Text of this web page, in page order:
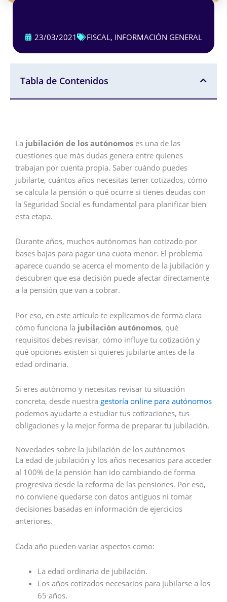
23/03/2021 FISCAL, INFORMACIÓN GENERAL
Tabla de Contenidos
La jubilación de los autónomos es una de las
cuestiones que más dudas genera entre quienes
trabajan por cuenta propia. Saber cuándo puedes
jubilarte, cuántos años necesitas tener cotizados, cómo
se calcula la pensión o qué ocurre si tienes deudas con
la Seguridad Social es fundamental para planificar bien
esta etapa.
Durante años, muchos autónomos han cotizado por
bases bajas para pagar una cuota menor. El problema
aparece cuando se acerca el momento de la jubilación y
descubren que esa decisión puede afectar directamente
a la pensión que van a cobrar.
Por eso, en este artículo te explicamos de forma clara
cómo funciona la jubilación autónomos, qué
requisitos debes revisar, cómo influye tu cotización y
qué opciones existen si quieres jubilarte antes de la
edad ordinaria.
Si eres autónomo y necesitas revisar tu situación
concreta, desde nuestra gestoría online para autónomos
podemos ayudarte a estudiar tus cotizaciones, tus
obligaciones y la mejor forma de preparar tu jubilación.
Novedades sobre la jubilación de los autónomos
La edad de jubilación y los años necesarios para acceder
al 100% de la pensión han ido cambiando de forma
progresiva desde la reforma de las pensiones. Por eso,
no conviene quedarse con datos antiguos ni tomar
decisiones basadas en información de ejercicios
anteriores.
Cada año pueden variar aspectos como:
La edad ordinaria de jubilación.
Los años cotizados necesarios para jubilarse a los
65 años.